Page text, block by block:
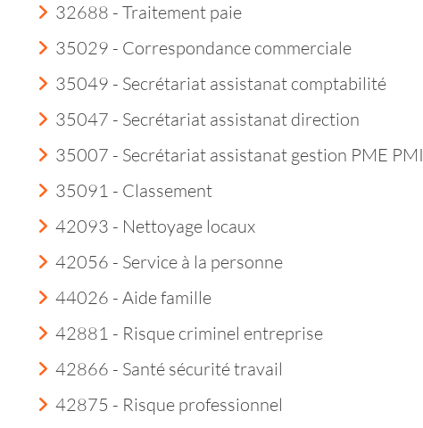
32688 - Traitement paie
35029 - Correspondance commerciale
35049 - Secrétariat assistanat comptabilité
35047 - Secrétariat assistanat direction
35007 - Secrétariat assistanat gestion PME PMI
35091 - Classement
42093 - Nettoyage locaux
42056 - Service à la personne
44026 - Aide famille
42881 - Risque criminel entreprise
42866 - Santé sécurité travail
42875 - Risque professionnel